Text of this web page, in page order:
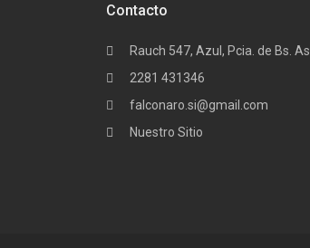
Contacto
Rauch 547, Azul, Pcia. de Bs. As.
2281 431346
falconaro.si@gmail.com
Nuestro Sitio